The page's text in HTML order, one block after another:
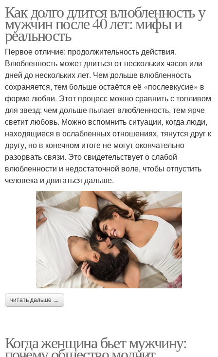
Как долго длится влюбленность у
мужчин после 40 лет: мифы и
реальность
Первое отличие: продолжительность действия.
Влюбленность может длиться от нескольких часов или
дней до нескольких лет. Чем дольше влюбленность
сохраняется, тем больше остаётся её «послевкусие» в
форме любви. Этот процесс можно сравнить с топливом
для звезд: чем дольше пылает влюбленность, тем ярче
светит любовь. Можно вспомнить ситуации, когда люди,
находящиеся в ослабленных отношениях, тянутся друг к
другу, но в конечном итоге не могут окончательно
разорвать связи. Это свидетельствует о слабой
влюбленности и недостаточной воле, чтобы отпустить
человека и двигаться дальше.
читать дальше →
Когда женщина бьет мужчину: